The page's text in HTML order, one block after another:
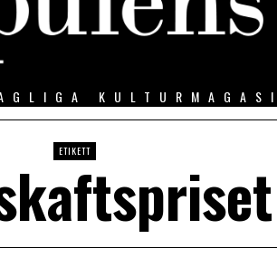
ETIKETT